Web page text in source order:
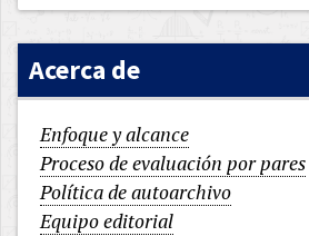
Acerca de
Enfoque y alcance
Proceso de evaluación por pares
Política de autoarchivo
Equipo editorial